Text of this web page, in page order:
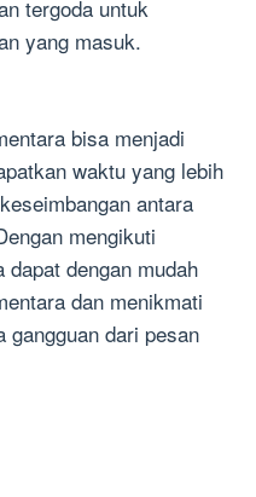
tergoda untuk
yang masuk.
bisa menjadi
waktu yang lebih
antara
mengikuti
dengan mudah
dan menikmati
gangguan dari pesan